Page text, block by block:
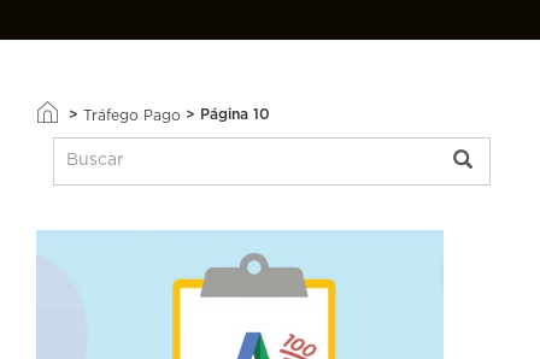
> Tráfego Pago > Página 10